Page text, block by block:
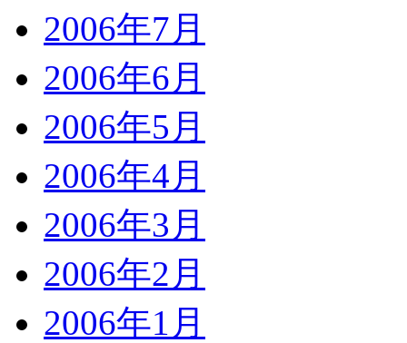
2006年7月
2006年6月
2006年5月
2006年4月
2006年3月
2006年2月
2006年1月